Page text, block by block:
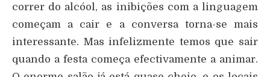
correr do alcóol, as inibições com a linguagem
começam a cair e a conversa torna-se mais
interessante. Mas infelizmente temos que sair
quando a festa começa efectivamente a animar.